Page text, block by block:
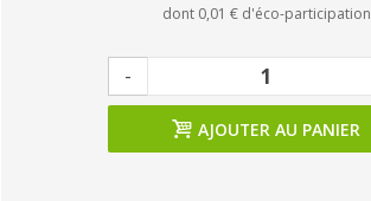
dont 0,01 € d'éco-participation
-
AJOUTER AU PANIER